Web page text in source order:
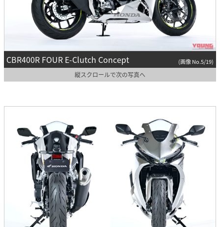
CBR400R FOUR E-Clutch Concept (画像 No.5/19)
縦スクロールで次の写真へ